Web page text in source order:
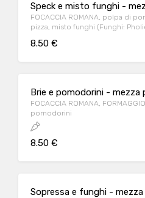
Speck e misto funghi -
FOCACCIA ROMANA, polpa di
pizza, misto funghi (Funghi:
speck
8.50 €
Brie e pomodorini - mezza
FOCACCIA ROMANA,
pomodorini
8.50 €
Sopressa e funghi - mezza